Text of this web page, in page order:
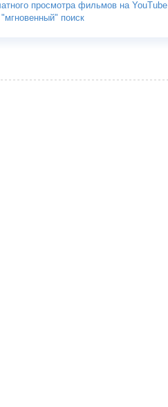
просмотра фильмов на YouTube
поиск